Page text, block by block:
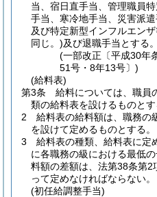
当、宿日直手当、管理職員
手当、寒冷地手当、災害派遣
及び特定新型インフルエン
同じ。)及び退職手当とする。
(一部改正〔平成30年
51号・8年13号〕)
(給料表)
第3条
給料については、職員
類の給料表を設けるものとす
2
給料表の給料額は、職務の
を設けて定めるものとする。
3
給料表の種類、給料表に定
に各職務の級における最低
料額の差額は、法第38条第2
って定めなければならない。
(初任給調整手当)